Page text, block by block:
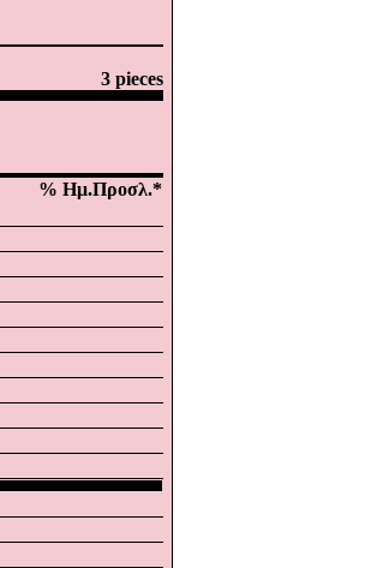
3 pieces
% Ημ.Προσλ.*